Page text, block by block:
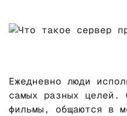
Ежедневно люди
самых разных целей.
фильмы, общаются в